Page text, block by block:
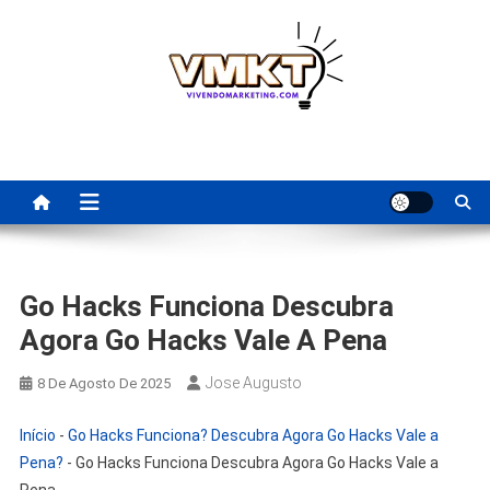
Para Revenda | Vivendo
Marketing
Go Hacks Funciona Descubra
Agora Go Hacks Vale A Pena
8 De Agosto De 2025 Jose Augusto
Início - Go Hacks Funciona? Descubra Agora Go Hacks Vale a
Pena? - Go Hacks Funciona Descubra Agora Go Hacks Vale a